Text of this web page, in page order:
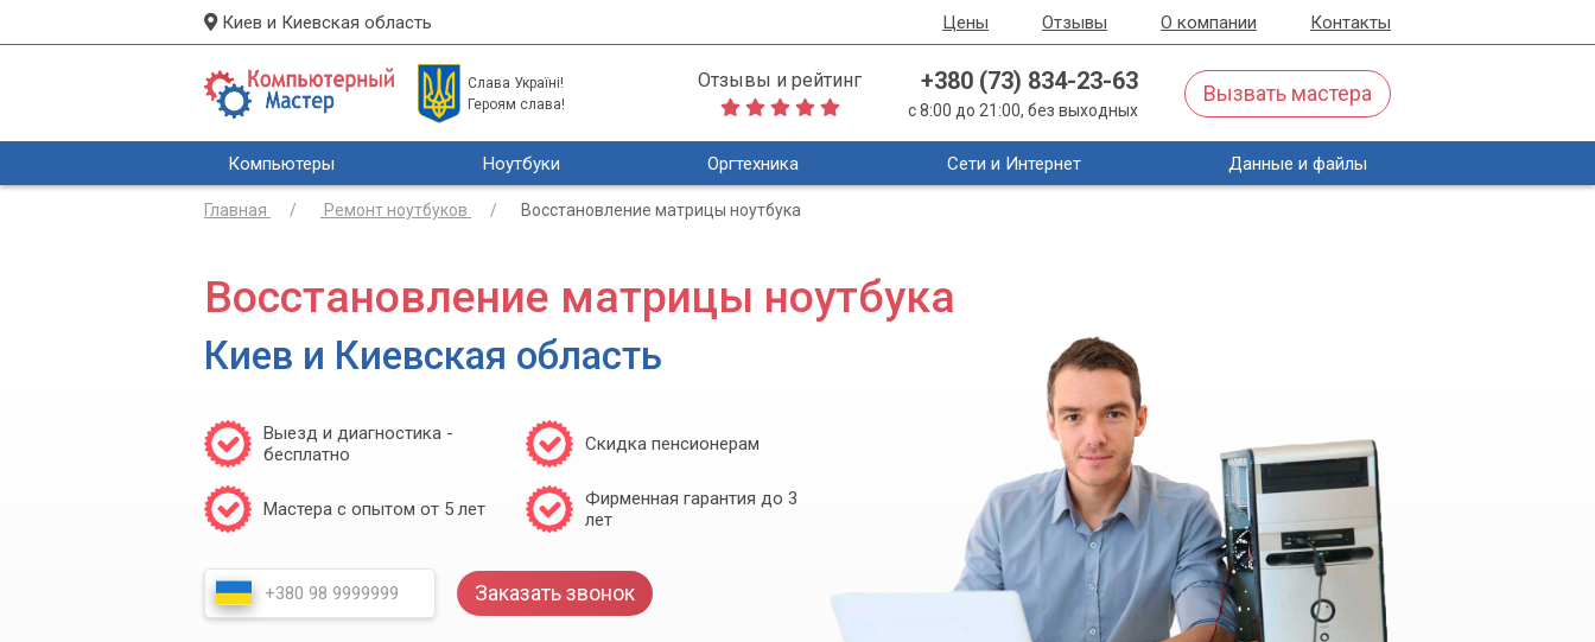
Киев и Киевская область Цены Отзывы О компании Контакты
Слава Україні!
Героям слава!
Отзывы и рейтинг +380 (73) 834-23-63
с 8:00 до 21:00, без выходных
Вызвать мастера
Компьютеры Ноутбуки Оргтехника Сети и Интернет Данные и файлы
Главная Ремонт ноутбуков Восстановление матрицы ноутбука
Восстановление матрицы ноутбука
Киев и Киевская область
Выезд и диагностика -
бесплатно
Скидка пенсионерам
Мастера с опытом от 5 лет
Фирменная гарантия до 3
лет
Заказать звонок